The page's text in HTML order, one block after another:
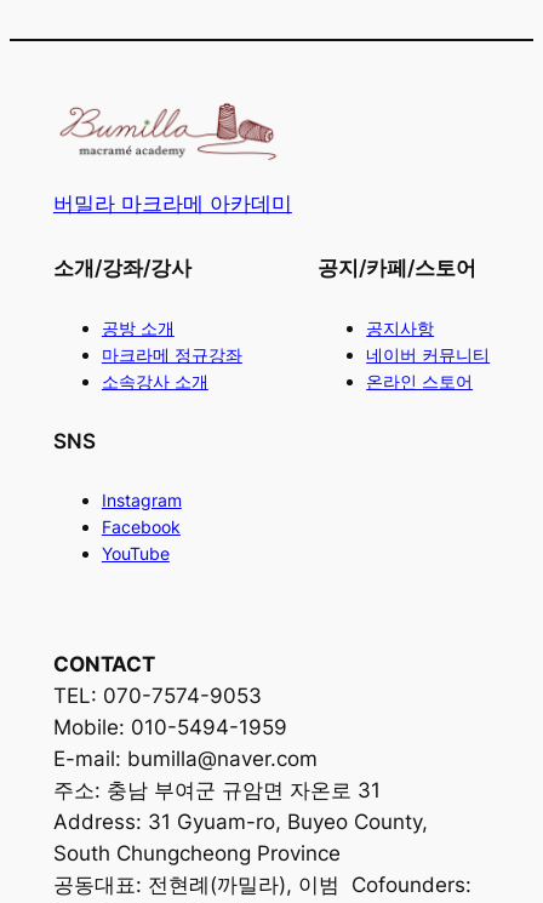
버밀라 마크라메 아카데미
소개/강좌/강사
공방 소개
마크라메 정규강좌
소속강사 소개
공지/카페/스토어
공지사항
네이버 커뮤니티
온라인 스토어
SNS
Instagram
Facebook
YouTube
CONTACT
TEL: 070-7574-9053
Mobile: 010-5494-1959
E-mail: bumilla@naver.com
주소: 충남 부여군 규암면 자온로 31
Address: 31 Gyuam-ro, Buyeo County,
South Chungcheong Province
공동대표: 전현례(까밀라), 이범 Cofounders: